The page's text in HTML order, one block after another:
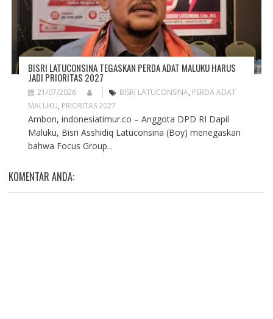
BISRI LATUCONSINA TEGASKAN PERDA ADAT MALUKU HARUS
JADI PRIORITAS 2027
21/07/2026 BISRI LATUCONSINA, PERDA ADAT
MALUKU, PRIORITAS 2027
Ambon, indonesiatimur.co – Anggota DPD RI Dapil
Maluku, Bisri Asshidiq Latuconsina (Boy) menegaskan
bahwa Focus Group...
KOMENTAR ANDA: